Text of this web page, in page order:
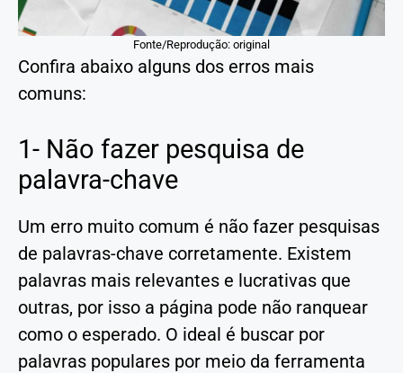
Fonte/Reprodução: original
Confira abaixo alguns dos erros mais
comuns:
1- Não fazer pesquisa de
palavra-chave
Um erro muito comum é não fazer pesquisas
de palavras-chave corretamente. Existem
palavras mais relevantes e lucrativas que
outras, por isso a página pode não ranquear
como o esperado. O ideal é buscar por
palavras populares por meio da ferramenta